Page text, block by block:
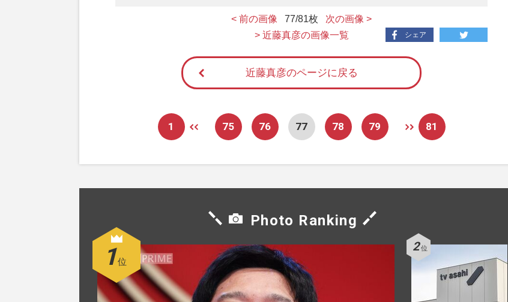
< 前の画像 77/81枚
次の画像 >
> 近藤真彦の画像一覧
シェア
近藤真彦のページに戻る
1 75 76 77 78 79 81
Photo Ranking